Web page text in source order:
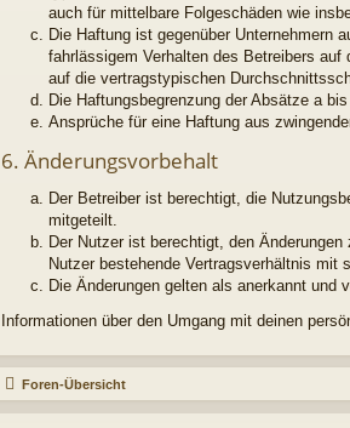
auch für mittelbare Folgeschäden wie
Die Haftung ist gegenüber Unternehmern
fahrlässigem Verhalten des Betreibers
auf die vertragstypischen
Die Haftungsbegrenzung der Absätze a
Ansprüche für eine Haftung aus
6. Änderungsvorbehalt
Der Betreiber ist berechtigt, die
mitgeteilt.
Der Nutzer ist berechtigt, den
Nutzer bestehende Vertragsverhältnis mit
Die Änderungen gelten als anerkannt und
Informationen über den Umgang mit deinen
Foren-Übersicht